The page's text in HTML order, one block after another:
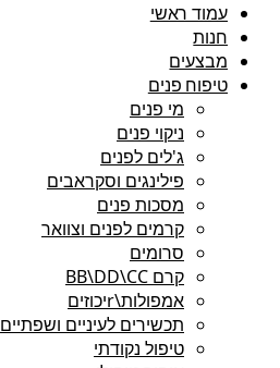
עמוד ראשי
חנות
מבצעים
טיפוח פנים
מי פנים
ניקוי פנים
ג'לים לפנים
פילינגים וסקראבים
מסכות פנים
קרמים לפנים וצוואר
סרומים
קרם BB\DD\CC
אמפולות\rיכוזים
תכשירים לעיניים ושפתיים
טיפול נקודתי